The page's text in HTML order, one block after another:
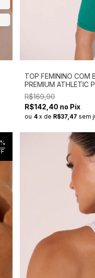
TOP FEMININO COM
PREMIUM ATHLETIC
R$169,90
R$142,40 no Pix
ou 4 x de R$37,47 sem
%